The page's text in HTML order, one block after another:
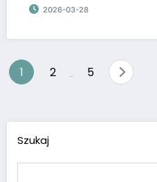
2026-03-28
Stronicowanie
1 2 5
Szukaj